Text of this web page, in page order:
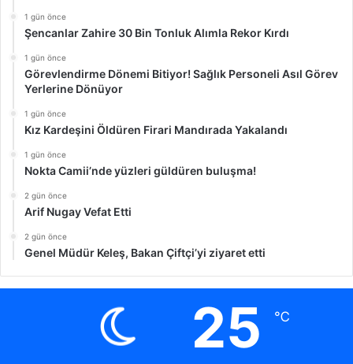
1 gün önce
Şencanlar Zahire 30 Bin Tonluk Alımla Rekor Kırdı
1 gün önce
Görevlendirme Dönemi Bitiyor! Sağlık Personeli Asıl Görev
Yerlerine Dönüyor
1 gün önce
Kız Kardeşini Öldüren Firari Mandırada Yakalandı
1 gün önce
Nokta Camii’nde yüzleri güldüren buluşma!
2 gün önce
Arif Nugay Vefat Etti
2 gün önce
Genel Müdür Keleş, Bakan Çiftçi’yi ziyaret etti
25 ℃